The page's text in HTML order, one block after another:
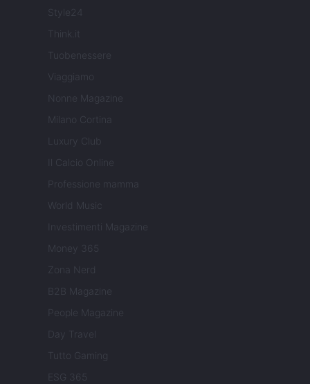
Style24
Think.it
Tuobenessere
Viaggiamo
Nonne Magazine
Milano Cortina
Luxury Club
Il Calcio Online
Professione mamma
World Music
Investimenti Magazine
Money 365
Zona Nerd
B2B Magazine
People Magazine
Day Travel
Tutto Gaming
ESG 365